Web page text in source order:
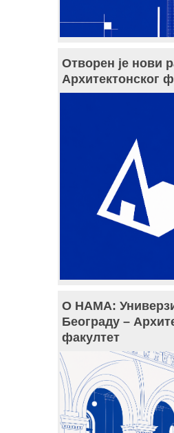
Отворен је нови
Архитектонског
О НАМА:
Београду –
факултет